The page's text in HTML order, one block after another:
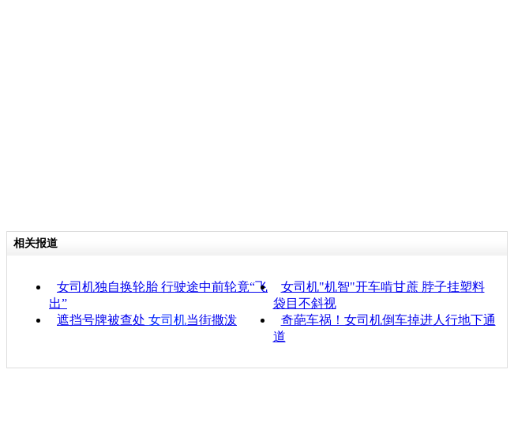
相关报道
女司机独自换轮胎 行驶途中前轮竟“飞
出”
女司机"机智"开车啃甘蔗 脖子挂塑料
袋目不斜视
遮挡号牌被查处 女司机当街撒泼
奇葩车祸！女司机倒车掉进人行地下通
道